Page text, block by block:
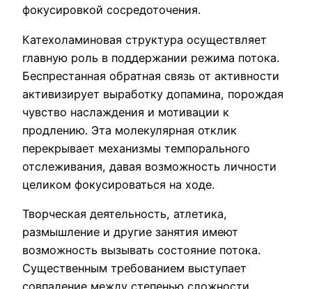
фокусировкой сосредоточения.
Катехоламиновая структура осуществляет
главную роль в поддержании режима потока.
Беспрестанная обратная связь от активности
активизирует выработку допамина, порождая
чувство наслаждения и мотивации к
продлению. Эта молекулярная отклик
перекрывает механизмы темпорального
отслеживания, давая возможность личности
целиком фокусироваться на ходе.
Творческая деятельность, атлетика,
размышление и другие занятия имеют
возможность вызывать состояние потока.
Существенным требованием выступает